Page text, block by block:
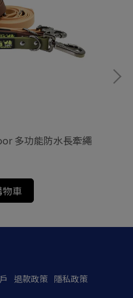
多功能防水長牽繩
車
退款政策 隱私政策